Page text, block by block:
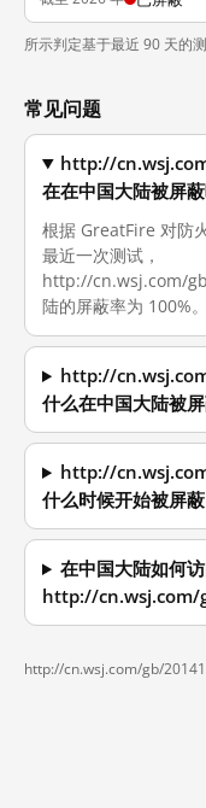
所示判定基于最近 90 天的
常见问题
http://
在在中国大陆被屏
根据 GreatFire 对防
最近一次测试，
http://cn.wsj.com/
陆的屏蔽率为 100%。
http://
什么在中国大陆被
http://
什么时候开始被屏蔽
在中国大陆如何
http://cn.wsj.com/
http://cn.wsj.com/gb/